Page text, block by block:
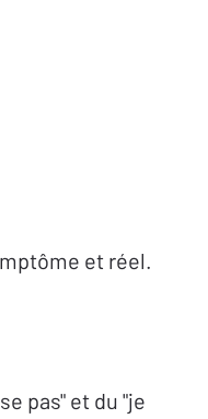
et réel.
pas" et du "je